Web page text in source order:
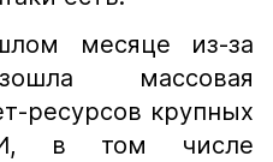
месяце из-за
массовая
ресурсов крупных
в том числе